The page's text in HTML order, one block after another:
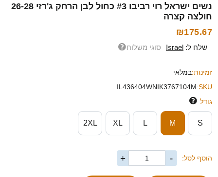
נשים ישראל רוי רביבו #3 כחול לבן הרחק ג'רזי 26-28
חולצה קצרה
₪175.67
שלח ל: Israel סוגי משלוח
זמינות:במלאי
SKU:
IL436404WNIK3767104M
גודל
S
M
L
XL
2XL
הוסף לסל: -
+